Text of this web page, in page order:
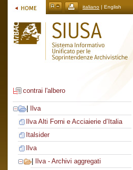
italiano | English
contrai l'albero
Ilva
Ilva Alti Forni e Acciaierie d’Italia
Italsider
Ilva
Ilva - Archivi aggregati